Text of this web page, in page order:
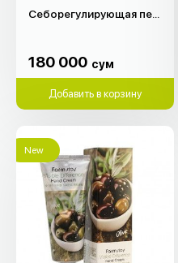
Себорегулирующая пенка для жирной кожи "Dr.Ceuracle" (200мл)
180 000 сум
Добавить в корзину
New